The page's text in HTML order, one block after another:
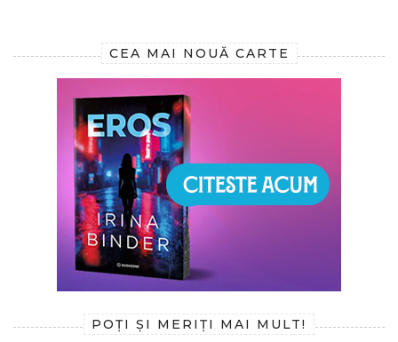
CEA MAI NOUĂ CARTE
POȚI ȘI MERIȚI MAI MULT!